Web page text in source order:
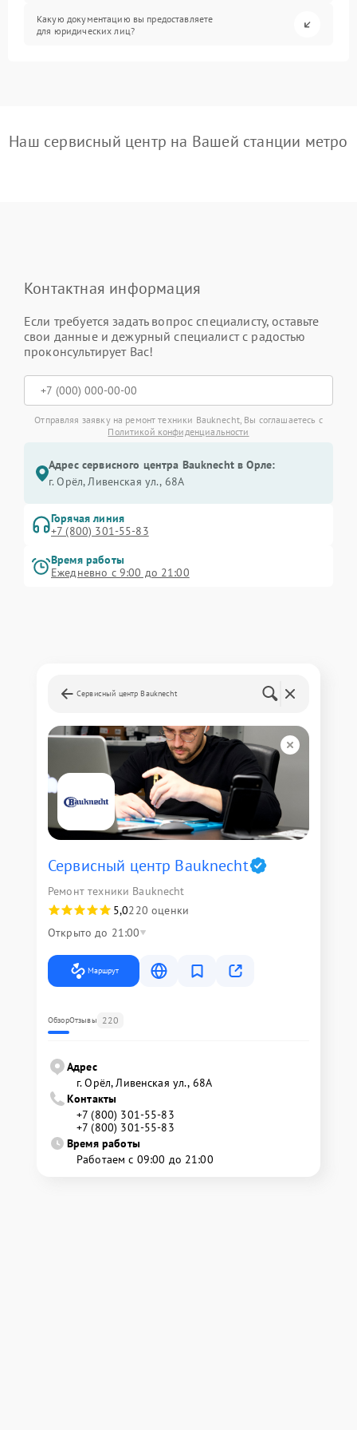
Какую документацию вы предоставляете
для юридических лиц?
Наш сервисный центр на Вашей станции метро
Контактная информация
Если требуется задать вопрос специалисту, оставьте
свои данные и дежурный специалист с радостью
проконсультирует Вас!
Отправляя заявку на ремонт техники Bauknecht, Вы соглашаетесь с
Политикой конфиденциальности
Адрес сервисного центра Bauknecht в Орле:
г. Орёл, Ливенская ул., 68А
Горячая линия
+7 (800) 301-55-83
Время работы
Ежедневно с 9:00 до 21:00
Сервисный центр Bauknecht
Сервисный центр Bauknecht
Ремонт техники Bauknecht
5,0220 оценки
Открыто до 21:00
Маршрут
ОбзорОтзывы 220
Адрес
г. Орёл, Ливенская ул., 68А
Контакты
+7 (800) 301-55-83
+7 (800) 301-55-83
Время работы
Работаем с 09:00 до 21:00